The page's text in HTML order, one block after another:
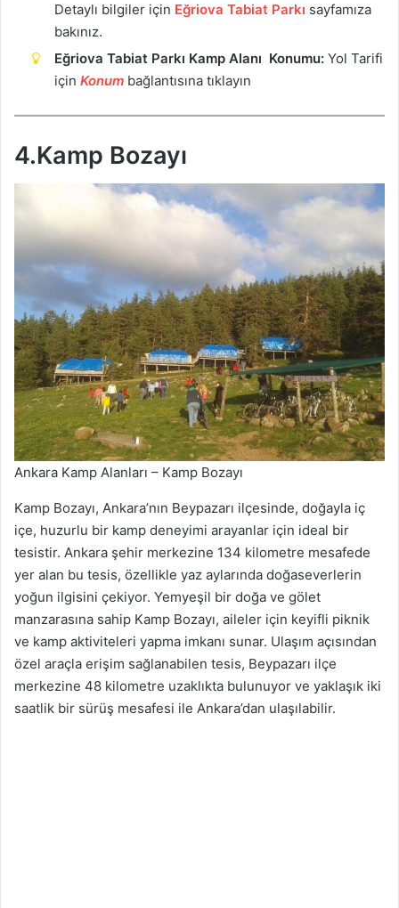
Detaylı bilgiler için Eğriova Tabiat Parkı sayfamıza
bakınız.
Eğriova Tabiat Parkı Kamp Alanı Konumu: Yol Tarifi
için Konum bağlantısına tıklayın
4.Kamp Bozayı
Ankara Kamp Alanları – Kamp Bozayı
Kamp Bozayı, Ankara’nın Beypazarı ilçesinde, doğayla iç
içe, huzurlu bir kamp deneyimi arayanlar için ideal bir
tesistir. Ankara şehir merkezine 134 kilometre mesafede
yer alan bu tesis, özellikle yaz aylarında doğaseverlerin
yoğun ilgisini çekiyor. Yemyeşil bir doğa ve gölet
manzarasına sahip Kamp Bozayı, aileler için keyifli piknik
ve kamp aktiviteleri yapma imkanı sunar. Ulaşım açısından
özel araçla erişim sağlanabilen tesis, Beypazarı ilçe
merkezine 48 kilometre uzaklıkta bulunuyor ve yaklaşık iki
saatlik bir sürüş mesafesi ile Ankara’dan ulaşılabilir.